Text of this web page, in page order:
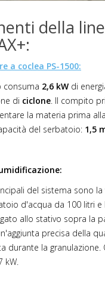
della
a coclea PS-1500:
consuma 2,6 kW di
di ciclone . Il compito
la materia prima alla
del serbatoio: 1,5
del sistema sono la
d'acqua da 100 litri e
allo stativo sopra la
precisa della
durante la granulazione.
kW.